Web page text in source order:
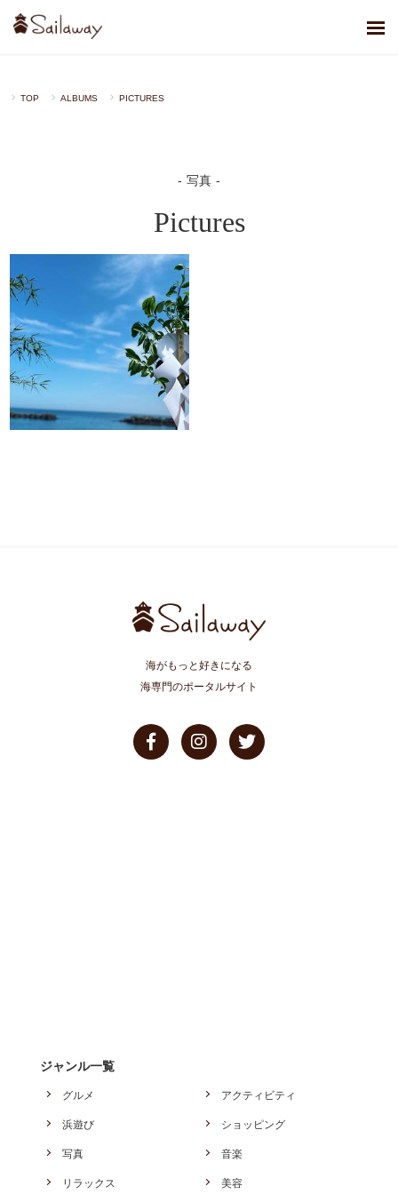
TOP ALBUMS PICTURES
写真
Pictures
海がもっと好きになる
海専門のポータルサイト
ジャンル一覧
グルメ アクティビティ
浜遊び ショッピング
写真 音楽
リラックス 美容